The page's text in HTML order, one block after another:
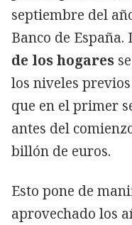
septiembre del
Banco de España.
de los hogares
los niveles
que en el primer
antes del
billón de euros.
Esto pone de
aprovechado los